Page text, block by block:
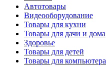
Автотовары
Видеооборудование
Товары для кухни
Товары для дачи и дома
Здоровье
Товары для детей
Товары для компьютера